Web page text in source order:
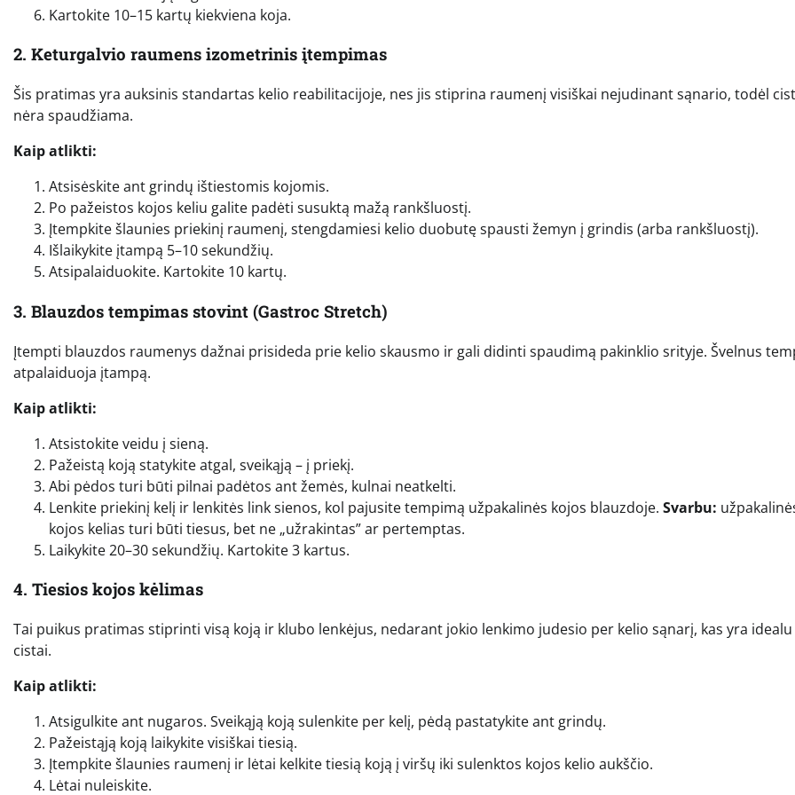
Kartokite 10–15 kartų kiekviena koja.
2. Keturgalvio raumens izometrinis įtempimas
Šis pratimas yra auksinis standartas kelio reabilitacijoje, nes jis stiprina raumenį visiškai nejudinant sąnario, todėl
nėra spaudžiama.
Kaip atlikti:
Atsisėskite ant grindų ištiestomis kojomis.
Po pažeistos kojos keliu galite padėti susuktą mažą rankšluostį.
Įtempkite šlaunies priekinį raumenį, stengdamiesi kelio duobutę spausti žemyn į grindis (arba rankšluostį).
Išlaikykite įtampą 5–10 sekundžių.
Atsipalaiduokite. Kartokite 10 kartų.
3. Blauzdos tempimas stovint (Gastroc Stretch)
Įtempti blauzdos raumenys dažnai prisideda prie kelio skausmo ir gali didinti spaudimą pakinklio srityje. Švelnus
atpalaiduoja įtampą.
Kaip atlikti:
Atsistokite veidu į sieną.
Pažeistą koją statykite atgal, sveikąją – į priekį.
Abi pėdos turi būti pilnai padėtos ant žemės, kulnai neatkelti.
Lenkite priekinį kelį ir lenkitės link sienos, kol pajusite tempimą užpakalinės kojos blauzdoje. Svarbu:
kojos kelias turi būti tiesus, bet ne „užrakintas” ar pertemptas.
Laikykite 20–30 sekundžių. Kartokite 3 kartus.
4. Tiesios kojos kėlimas
Tai puikus pratimas stiprinti visą koją ir klubo lenkėjus, nedarant jokio lenkimo judesio per kelio sąnarį, kas yra
cistai.
Kaip atlikti:
Atsigulkite ant nugaros. Sveikąją koją sulenkite per kelį, pėdą pastatykite ant grindų.
Pažeistąją koją laikykite visiškai tiesią.
Įtempkite šlaunies raumenį ir lėtai kelkite tiesią koją į viršų iki sulenktos kojos kelio aukščio.
Lėtai nuleiskite.